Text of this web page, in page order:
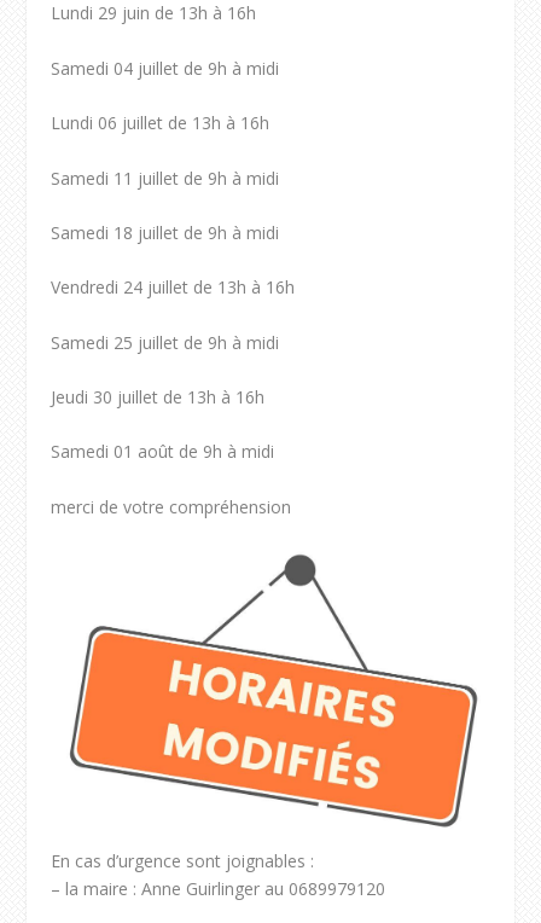
Lundi 29 juin de 13h à 16h
Samedi 04 juillet de 9h à midi
Lundi 06 juillet de 13h à 16h
Samedi 11 juillet de 9h à midi
Samedi 18 juillet de 9h à midi
Vendredi 24 juillet de 13h à 16h
Samedi 25 juillet de 9h à midi
Jeudi 30 juillet de 13h à 16h
Samedi 01 août de 9h à midi
merci de votre compréhension
En cas d’urgence sont joignables :
– la maire : Anne Guirlinger au 0689979120